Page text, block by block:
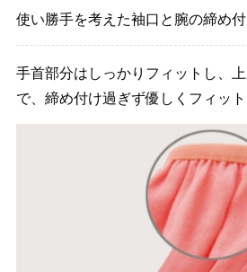
使い勝手を考えた袖口と腕の締め付
手首部分はしっかりフィットし、
で、締め付け過ぎず優しくフィット